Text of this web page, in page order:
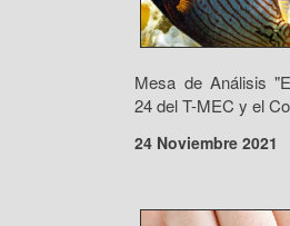
Mesa de Análisis
24 del T-MEC y el
24 Noviembre 2021